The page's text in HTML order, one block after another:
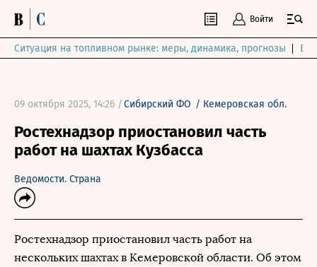
Войти
Ситуация на топливном рынке: меры, динамика, прогнозы
09 октября 2025, 14:26 /Сибирский ФО / Кемеровская обл.
Ростехнадзор приостановил часть
работ на шахтах Кузбасса
Ведомости. Страна
Ростехнадзор приостановил часть работ на
нескольких шахтах в Кемеровской области. Об этом